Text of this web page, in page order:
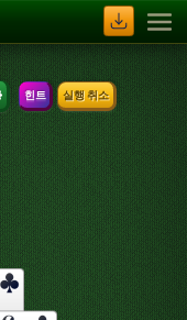
힌트 실행 취소